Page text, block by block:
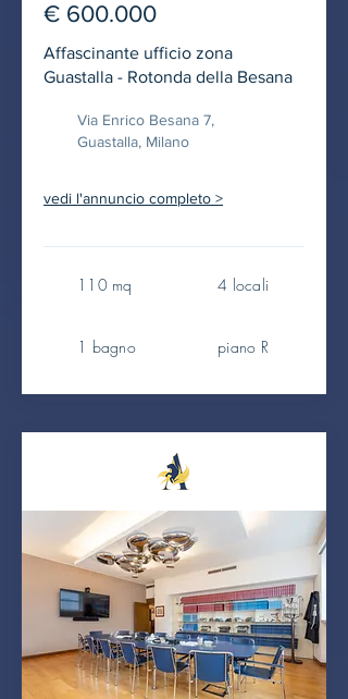
€ 600.000
Affascinante ufficio zona
Guastalla - Rotonda della Besana
Via Enrico Besana 7,
Guastalla, Milano
vedi l'annuncio completo >
110 mq 4 locali
1 bagno piano R